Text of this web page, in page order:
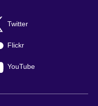
Twitter
Flickr
YouTube